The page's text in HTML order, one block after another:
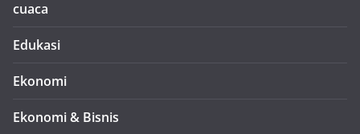
cuaca
Edukasi
Ekonomi
Ekonomi & Bisnis